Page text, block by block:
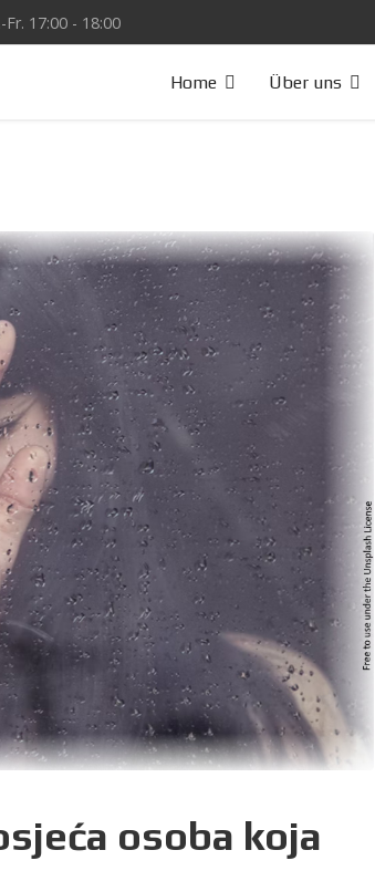
17:00 - 18:00
Home Über uns
osoba koja